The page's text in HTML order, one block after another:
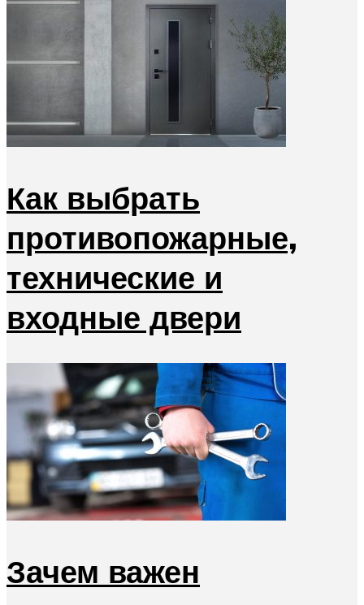
Как выбрать
противопожарные,
технические и
входные двери
Зачем важен